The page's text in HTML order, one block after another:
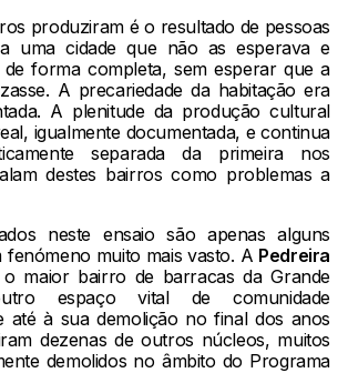
produziram é o resultado de pessoas
uma cidade que não as esperava e
de forma completa, sem esperar que a
A precariedade da habitação era
A plenitude da produção cultural
igualmente documentada, e continua
separada da primeira nos
destes bairros como problemas a
neste ensaio são apenas alguns
fenómeno muito mais vasto. A Pedreira
maior bairro de barracas da Grande
espaço vital de comunidade
até à sua demolição no final dos anos
dezenas de outros núcleos, muitos
demolidos no âmbito do Programa